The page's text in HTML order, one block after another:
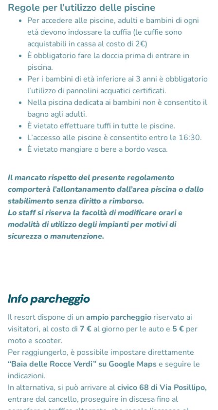
Regole per l’utilizzo delle piscine
Per accedere alle piscine, adulti e bambini di ogni
età devono indossare la cuffia (le cuffie sono
acquistabili in cassa al costo di 2€)
È obbligatorio fare la doccia prima di entrare in
piscina.
Per i bambini di età inferiore ai 3 anni è obbligatorio
l’utilizzo di pannolini acquatici certificati.
Nella piscina dedicata ai bambini non è consentito il
bagno agli adulti.
È vietato effettuare tuffi in tutte le piscine.
L’accesso alle piscine è consentito entro le 16:30.
È vietato mangiare o bere a bordo vasca.
Il mancato rispetto del presente regolamento
comporterà l’allontanamento dall’area piscina o dallo
stabilimento senza diritto a rimborso.
Lo staff si riserva la facoltà di modificare orari e
modalità di utilizzo degli impianti per motivi di
sicurezza o manutenzione.
Info parcheggio
Il resort dispone di un ampio parcheggio riservato ai
visitatori, al costo di 7 € al giorno per le auto e 5 € per
moto e scooter.
Per raggiungerlo, è possibile impostare direttamente
“Baia delle Rocce Verdi” su Google Mapse seguire le
indicazioni.
In alternativa, si può arrivare alcivico 68 di Via Posillipo,
entrare dal cancello, proseguire in discesa fino al